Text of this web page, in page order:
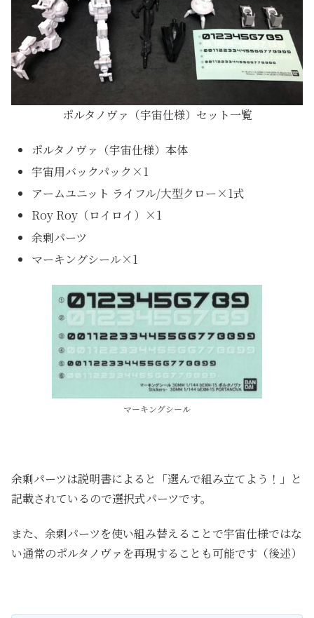
ポルタノヴァ（宇宙仕様）セット一覧
ポルタノヴァ（宇宙仕様）本体
宇宙用バックパック×1
アームユニット ライフル/大型クロー×1式
Roy Roy（ロイロイ）×1
余剰パーツ
マーキングシール×1
マーキングシール
余剰パーツは説明書によると「選んで組み立てよう！」と
記載されているので選択式パーツです。
また、余剰パーツを使い組み替えることで宇宙仕様ではな
い通常のポルタノヴァを再現することも可能です（後述）